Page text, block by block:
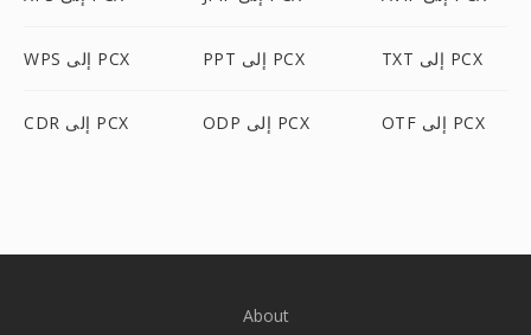
WPS إلى PCX PPT إلى PCX TXT إلى PCX
CDR إلى PCX ODP إلى PCX OTF إلى PCX
About